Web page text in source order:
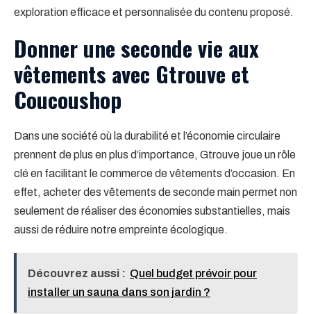
exploration efficace et personnalisée du contenu proposé.
Donner une seconde vie aux
vêtements avec Gtrouve et
Coucoushop
Dans une société où la durabilité et l’économie circulaire
prennent de plus en plus d’importance, Gtrouve joue un rôle
clé en facilitant le commerce de vêtements d’occasion. En
effet, acheter des vêtements de seconde main permet non
seulement de réaliser des économies substantielles, mais
aussi de réduire notre empreinte écologique.
Découvrez aussi : Quel budget prévoir pour
installer un sauna dans son jardin ?